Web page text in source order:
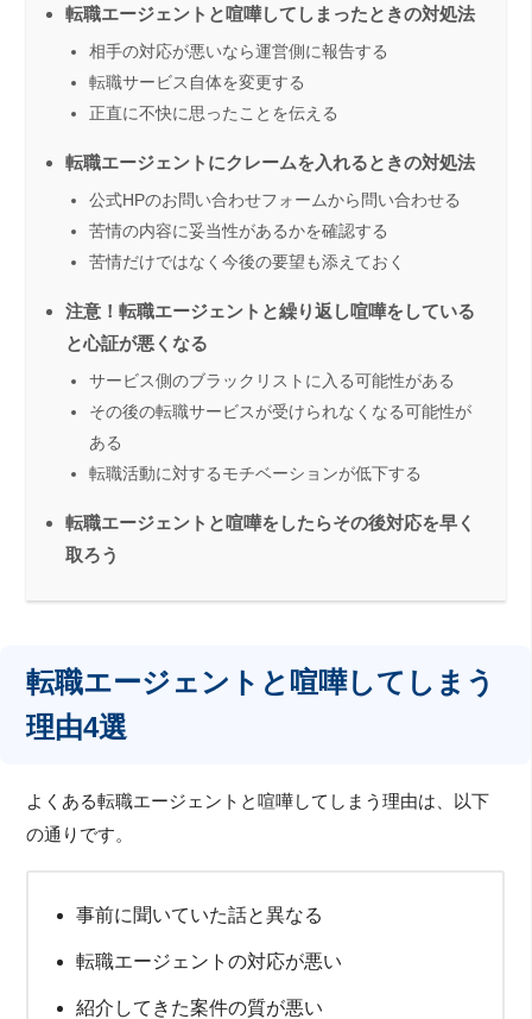
転職エージェントと喧嘩してしまったときの対処法
相手の対応が悪いなら運営側に報告する
転職サービス自体を変更する
正直に不快に思ったことを伝える
転職エージェントにクレームを入れるときの対処法
公式HPのお問い合わせフォームから問い合わせる
苦情の内容に妥当性があるかを確認する
苦情だけではなく今後の要望も添えておく
注意！転職エージェントと繰り返し喧嘩をしている
と心証が悪くなる
サービス側のブラックリストに入る可能性がある
その後の転職サービスが受けられなくなる可能性が
ある
転職活動に対するモチベーションが低下する
転職エージェントと喧嘩をしたらその後対応を早く
取ろう
転職エージェントと喧嘩してしまう
理由4選
よくある転職エージェントと喧嘩してしまう理由は、以下
の通りです。
事前に聞いていた話と異なる
転職エージェントの対応が悪い
紹介してきた案件の質が悪い